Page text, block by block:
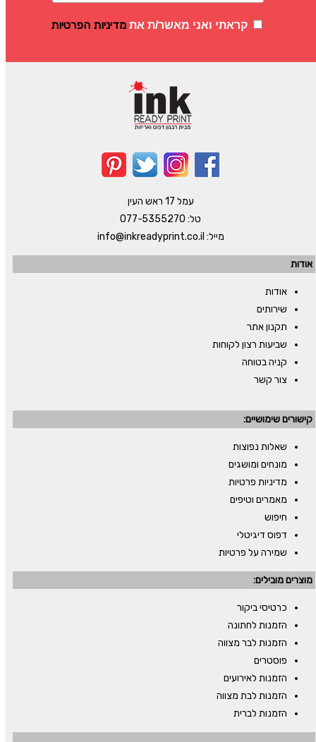
קראתי ואני מאשר/ת את מדיניות הפרטיות
עמל 17 ראש העין
טל: 077-5355270
מייל: info@inkreadyprint.co.il
אודות
אודות
שירותים
תקנון אתר
שביעות רצון לקוחות
קניה בטוחה
צור קשר
קישורים שימושיים:
שאלות נפוצות
מונחים ומושגים
מדיניות פרטיות
מאמרים וטיפים
חיפוש
דפוס דיגיטלי
שמירה על פרטיות
מוצרים מובילים:
כרטיסי ביקור
הזמנות לחתונה
הזמנות לבר מצווה
פוסטרים
הזמנות לאירועים
הזמנות לבת מצווה
הזמנות לברית